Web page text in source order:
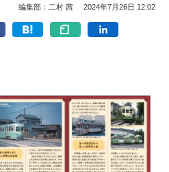
編集部：二村 茜 2024年7月26日 12:02